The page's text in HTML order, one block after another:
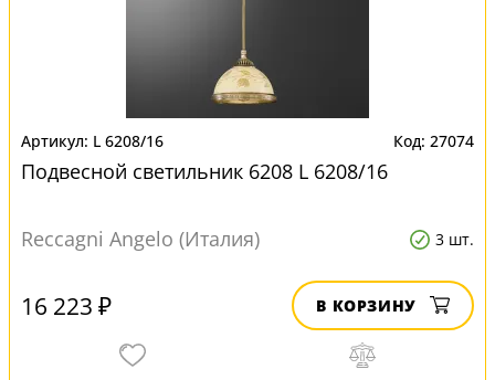
L 6208/16 27074
Подвесной светильник 6208 L 6208/16
Reccagni Angelo (Италия) 3 шт.
16 223 ₽ В КОРЗИНУ